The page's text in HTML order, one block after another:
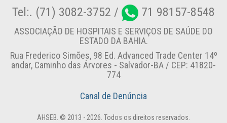
Tel:. (71) 3082-3752 / 71 98157-8548
ASSOCIAÇÃO DE HOSPITAIS E SERVIÇOS DE SAÚDE DO
ESTADO DA BAHIA.
Rua Frederico Simões, 98 Ed. Advanced Trade Center 14º
andar, Caminho das Árvores - Salvador-BA / CEP: 41820-
774
Canal de Denúncia
AHSEB. © 2013 - 2026. Todos os direitos reservados.